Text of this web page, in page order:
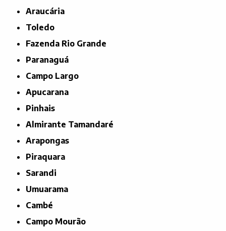
Araucária
Toledo
Fazenda Rio Grande
Paranaguá
Campo Largo
Apucarana
Pinhais
Almirante Tamandaré
Arapongas
Piraquara
Sarandi
Umuarama
Cambé
Campo Mourão